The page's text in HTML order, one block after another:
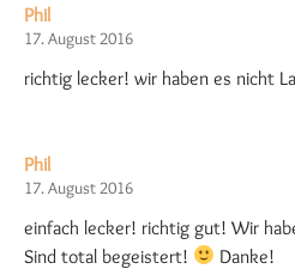
Phil
17. August 2016
richtig lecker! wir haben es nicht
Phil
17. August 2016
einfach lecker! richtig gut! Wir
Sind total begeistert!
Danke!